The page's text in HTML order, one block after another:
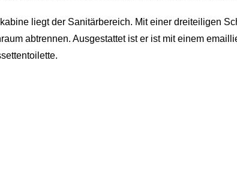
liegt der Sanitärbereich. Mit einer dreiteiligen
abtrennen. Ausgestattet ist er ist mit einem